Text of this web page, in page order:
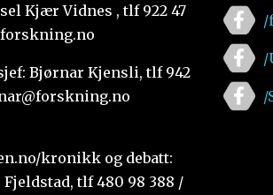
Kjær Vidnes , tlf 922 47
Bjørnar Kjensli, tlf 942
kronikk og debatt:
tlf 480 98 388 /
/
/
/